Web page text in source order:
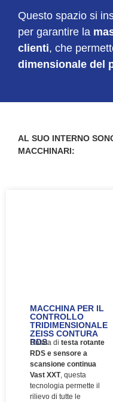
Questo spazio si
per garantire la
clienti, che
dimensionale del
AL SUO INTERNO
MACCHINARI:
MACCHINA PER IL
CONTROLLO
TRIDIMENSIONALE
ZEISS CONTURA
RDS
Dotata di testa rotante
RDS e sensore a
scansione continua
Vast XXT, questa
tecnologia permette il
rilievo di tutte le